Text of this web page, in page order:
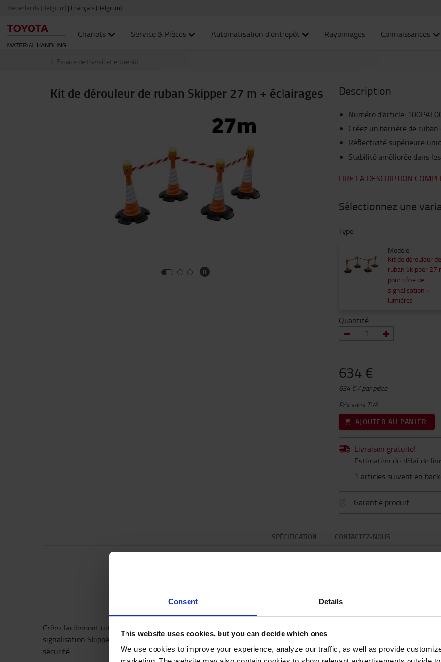
Consent Details
This website uses cookies, but you can decide which ones
We use cookies to improve your experience, analyze our traffic, as well as provide
Nederlands (Belgium) | Français (Belgium)
Chariots Service & Pièces Automatisation d'entrepôt Rayonnages Connaissances
Espace de travail et entrepôt
Kit de dérouleur de ruban Skipper 27 m + éclairages Description
Numéro d'article:
Créez un barrière de
Réflectivité supérieure
Stabilité améliorée dans
LIRE LA DESCRIPTION
Sélectionnez une
Type
Modèle
Kit de dérouleur de
ruban Skipper 27
pour cône de
signalisation +
lumières
Quantité
634 €
634 € / par pièce
Prix sans TVA
AJOUTER AU PANIER
Livraison gratuite!
Estimation du délai de
1 articles suivent en
Garantie produit
SPÉCIFICATION CONTACTEZ-NOUS
Spécification
Créez facilement une barrière jusqu'à 27 m de long avec ce kit de dérouleur de ruban pour cône de
signalisation Skipper, qui inclue l'unique hélice de cône de signalisation Skipper et des lumières de
sécurité.